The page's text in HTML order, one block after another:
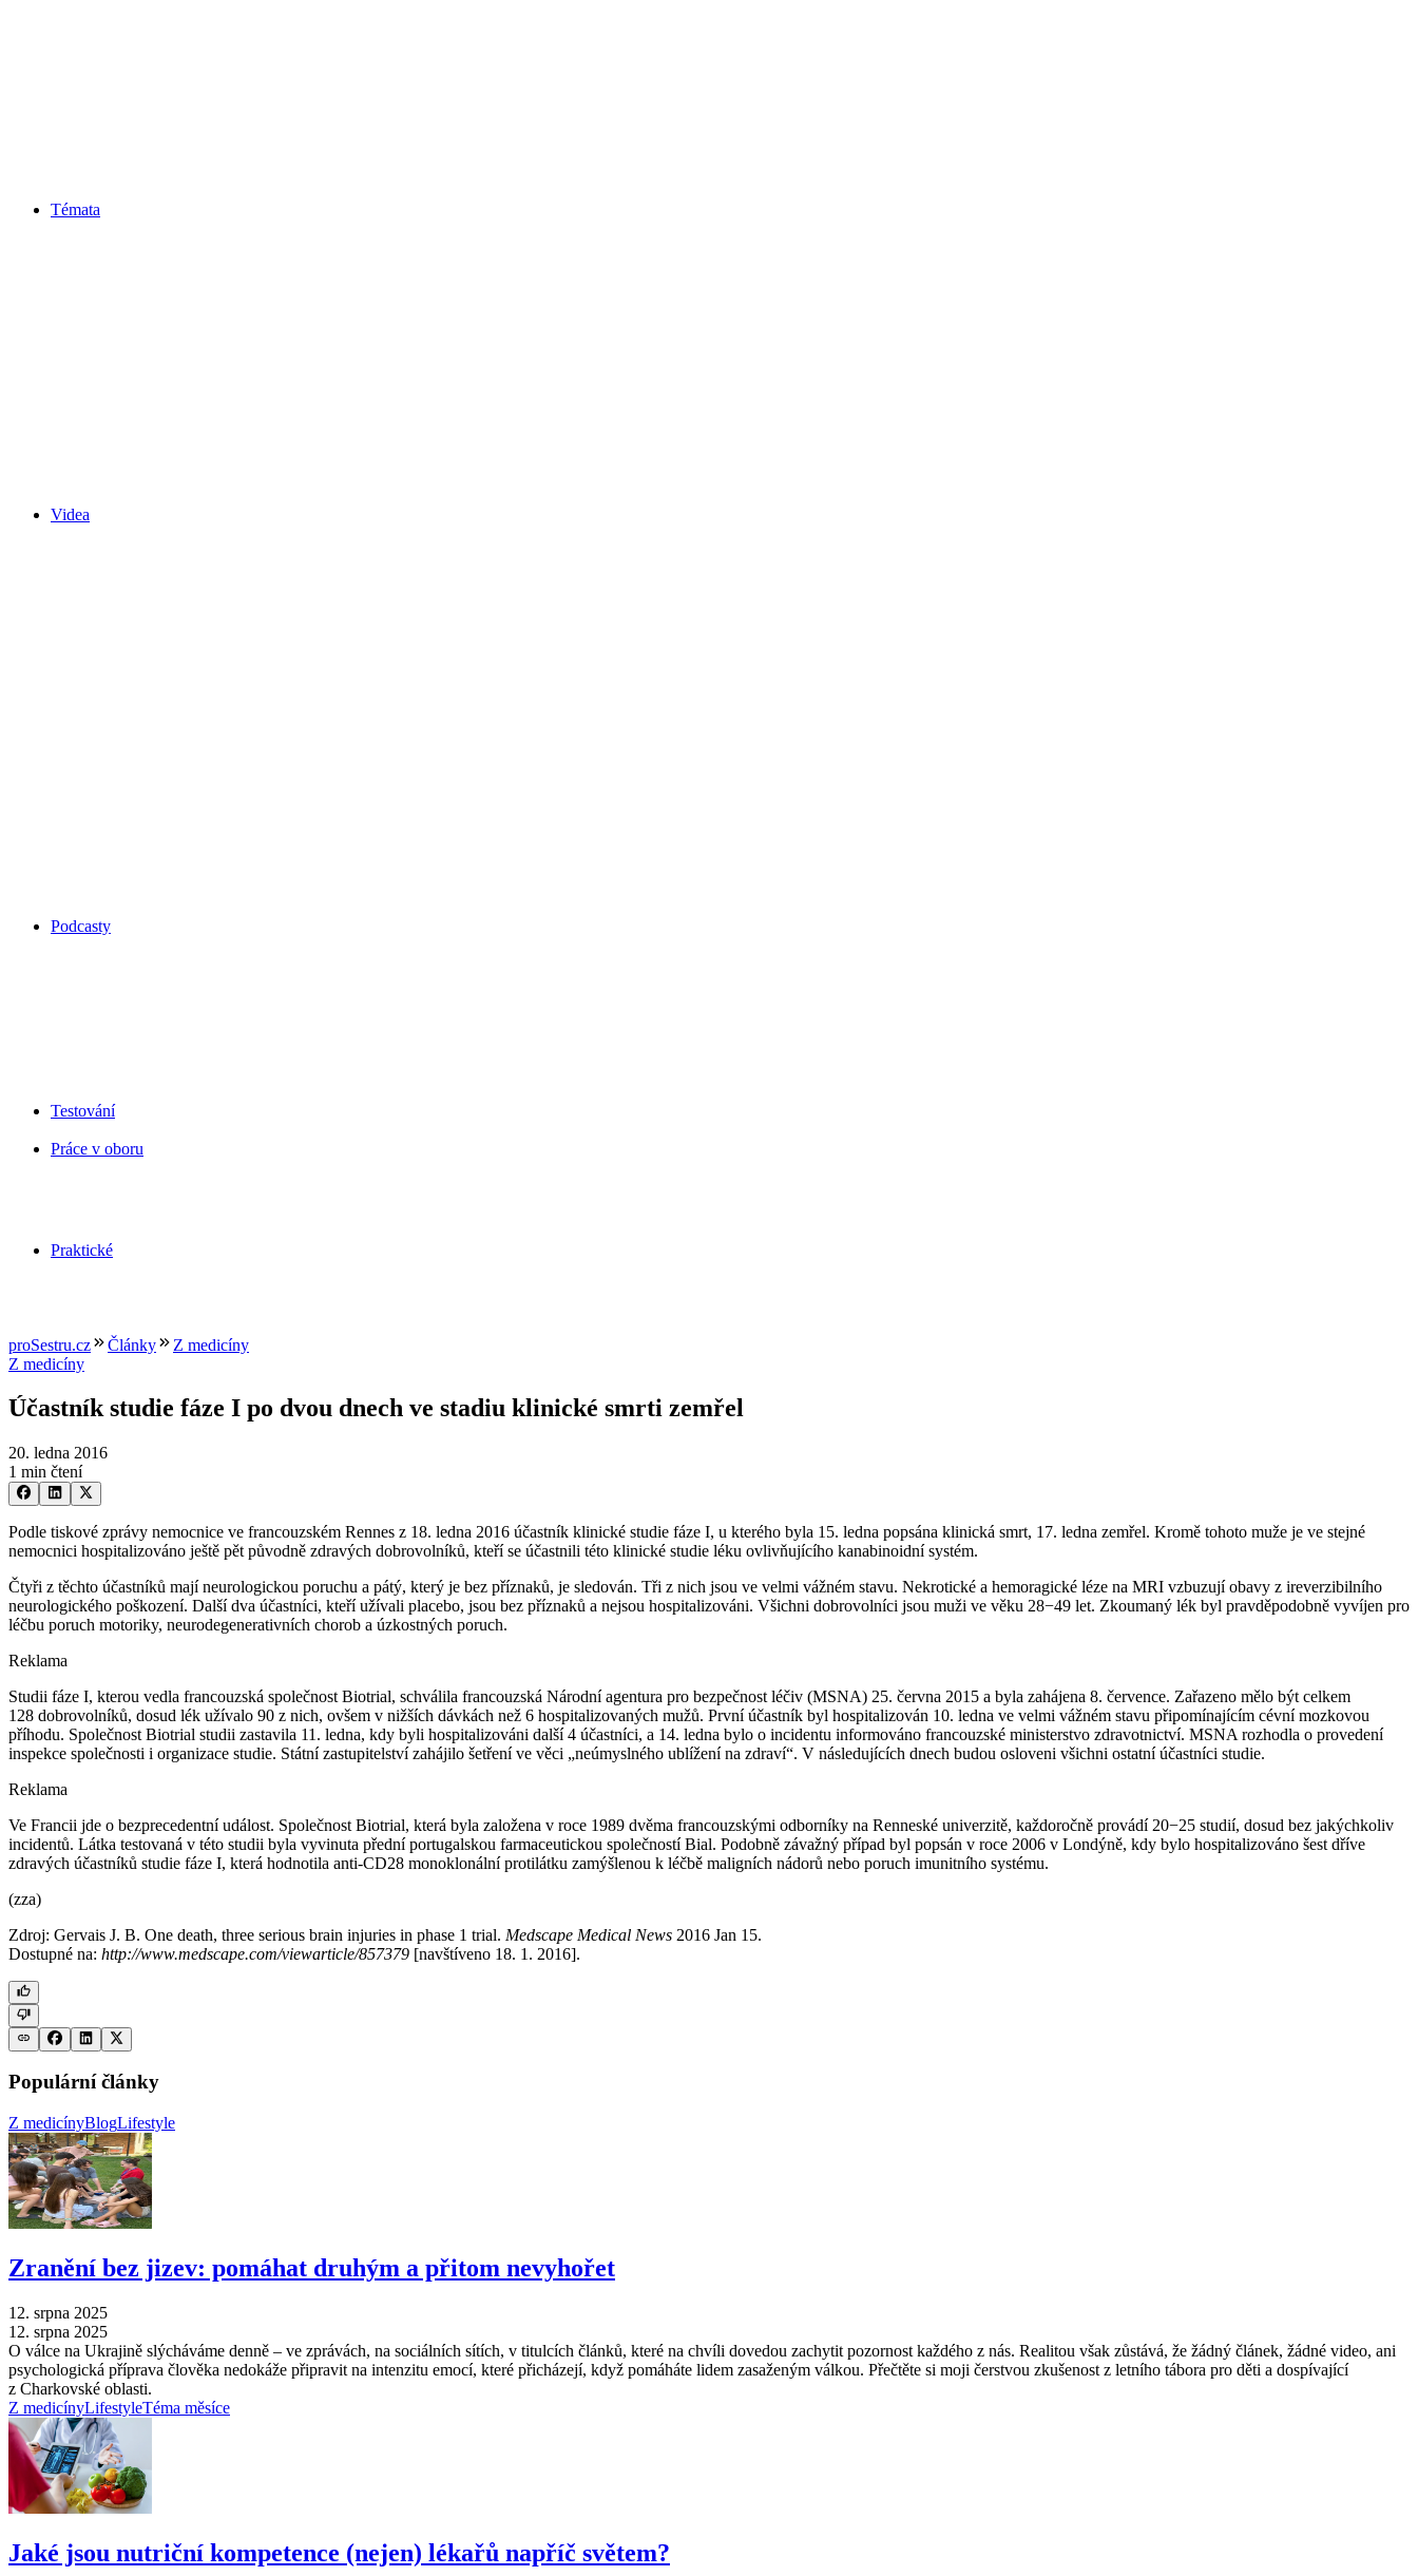
Témata
Videa
Podcasty
Testování
Práce v oboru
Praktické
proSestru.cz Články
Z medicíny
Z medicíny
Účastník studie fáze I po dvou dnech ve stadiu klinické smrti zemřel
20. ledna 2016
1 min čtení
Podle tiskové zprávy nemocnice ve francouzském Rennes z 18. ledna 2016 účastník klinické studie fáze I, u kterého byla 15. ledna popsána klinická smrt, 17. ledna zemřel. Kromě tohoto muže je ve stejné
nemocnici hospitalizováno ještě pět původně zdravých dobrovolníků, kteří se účastnili této klinické studie léku ovlivňujícího kanabinoidní systém.
Čtyři z těchto účastníků mají neurologickou poruchu a pátý, který je bez příznaků, je sledován. Tři z nich jsou ve velmi vážném stavu. Nekrotické a hemoragické léze na MRI vzbuzují obavy z ireverzibilního
neurologického poškození. Další dva účastníci, kteří užívali placebo, jsou bez příznaků a nejsou hospitalizováni. Všichni dobrovolníci jsou muži ve věku 28−49 let. Zkoumaný lék byl pravděpodobně vyvíjen pro
léčbu poruch motoriky, neurodegenerativních chorob a úzkostných poruch.
Reklama
Studii fáze I, kterou vedla francouzská společnost Biotrial, schválila francouzská Národní agentura pro bezpečnost léčiv (MSNA) 25. června 2015 a byla zahájena 8. července. Zařazeno mělo být celkem
128 dobrovolníků, dosud lék užívalo 90 z nich, ovšem v nižších dávkách než 6 hospitalizovaných mužů. První účastník byl hospitalizován 10. ledna ve velmi vážném stavu připomínajícím cévní mozkovou
příhodu. Společnost Biotrial studii zastavila 11. ledna, kdy byli hospitalizováni další 4 účastníci, a 14. ledna bylo o incidentu informováno francouzské ministerstvo zdravotnictví. MSNA rozhodla o provedení
inspekce společnosti i organizace studie. Státní zastupitelství zahájilo šetření ve věci „neúmyslného ublížení na zdraví“. V následujících dnech budou osloveni všichni ostatní účastníci studie.
Reklama
Ve Francii jde o bezprecedentní událost. Společnost Biotrial, která byla založena v roce 1989 dvěma francouzskými odborníky na Renneské univerzitě, každoročně provádí 20−25 studií, dosud bez jakýchkoliv
incidentů. Látka testovaná v této studii byla vyvinuta přední portugalskou farmaceutickou společností Bial. Podobně závažný případ byl popsán v roce 2006 v Londýně, kdy bylo hospitalizováno šest dříve
zdravých účastníků studie fáze I, která hodnotila anti-CD28 monoklonální protilátku zamýšlenou k léčbě maligních nádorů nebo poruch imunitního systému.
(zza)
Zdroj: Gervais J. B. One death, three serious brain injuries in phase 1 trial. Medscape Medical News 2016 Jan 15.
Dostupné na: http://www.medscape.com/viewarticle/857379 [navštíveno 18. 1. 2016].
Populární články
Z medicínyBlogLifestyle
Zranění bez jizev: pomáhat druhým a přitom nevyhořet
12. srpna 2025
12. srpna 2025
O válce na Ukrajině slýcháváme denně –⁠ ve zprávách, na sociálních sítích, v titulcích článků, které na chvíli dovedou zachytit pozornost každého z nás. Realitou však zůstává, že žádný článek, žádné video, ani
psychologická příprava člověka nedokáže připravit na intenzitu emocí, které přicházejí, když pomáháte lidem zasaženým válkou. Přečtěte si moji čerstvou zkušenost z letního tábora pro děti a dospívající
z Charkovské oblasti.
Z medicínyLifestyleTéma měsíce
Jaké jsou nutriční kompetence (nejen) lékařů napříč světem?